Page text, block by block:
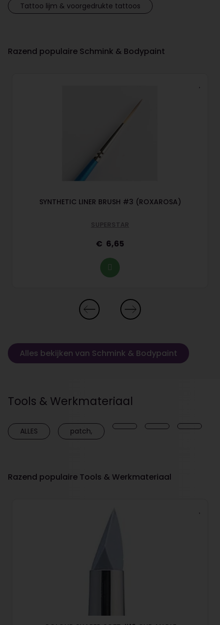
Tattoo lijm & voorgedrukte tattoos
Razend populaire Schmink & Bodypaint
SYNTHETIC LINER BRUSH #3 (ROXAROSA)
SUPERSTAR
6,65
Alles bekijken van Schmink & Bodypaint
Tools & Werkmateriaal
ALLES patch,
Razend populaire Tools & Werkmateriaal